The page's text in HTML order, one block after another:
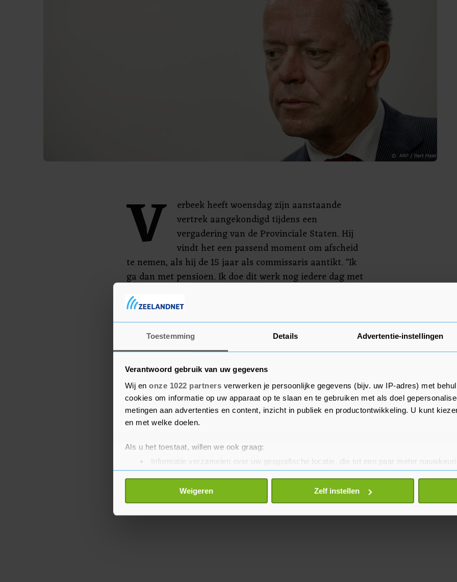
Toestemming Details Advertentie-instellingen
Verantwoord gebruik van uw gegevens
Wij en onze 1022 partners verwerken je persoonlijke gegevens (bijv. uw IP-adres) met
cookies om informatie op uw apparaat op te slaan en te gebruiken met als doel
metingen aan advertenties en content, inzicht in publiek en productontwikkeling. U kunt
en met welke doelen.
Als u het toestaat, willen we ook graag:
Informatie verzamelen over uw geografische locatie, die tot een paar meter
Uw apparaat identificeren door het actief te scannen op specifieke eigenschappen
Lees meer over hoe uw persoonlijke gegevens worden verwerkt en stel uw voorkeuren in het
toestemming op elk moment wijzigen of intrekken in de Cookieverklaring.
Weigeren Zelf instellen
V
erbeek heeft woensdag zijn aanstaande
vertrek aangekondigd tijdens een
vergadering van de Provinciale Staten. Hij
vindt het een passend moment om afscheid
te nemen, als hij de 15 jaar als commissaris aantikt. "Ik
ga dan met pensioen. Ik doe dit werk nog iedere dag met
voor een opvolger."
De komende maanden zullen Provinciale Staten van
Flevoland de procedure opstarten voor de opvolging van